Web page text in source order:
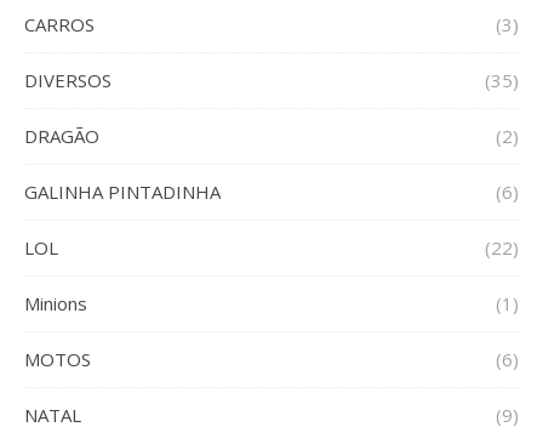
CARROS (3)
DIVERSOS (35)
DRAGÃO (2)
GALINHA PINTADINHA (6)
LOL (22)
Minions (1)
MOTOS (6)
NATAL (9)